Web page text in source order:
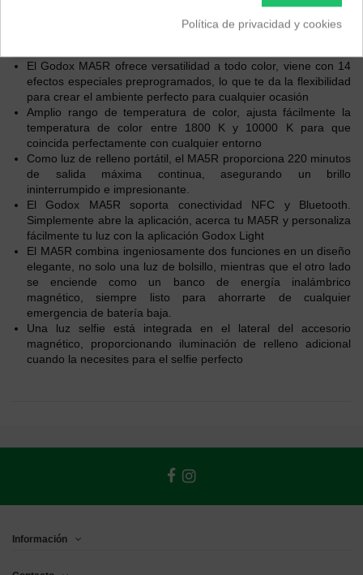
El Godox MA5R ofrece versatilidad a todo color, viene con 14
efectos especiales preprogramados, lo que te da la flexibilidad
para crear el ambiente perfecto para cualquier ocasión
Amplio rango de temperatura de color, ajusta fácilmente la
temperatura de color entre 1800 K y 10000 K para que
coincida perfectamente con cualquier entorno
Como luz de relleno portátil, el MA5R proporciona 220 minutos
de salida máxima continua, asegurando un brillo
ininterrumpido e impresionante.
El Godox MA5R soporta conectividad NFC y Bluetooth.
Simplemente abre la aplicación, acerca tu MA5R y personaliza
fácilmente tu luz con la aplicación Godox Light
El MA5R combina ingeniosamente dos funciones en un diseño
elegante, no solo una luz de bolsillo, mientras que el otro lado
se enciende como un banco de energía inalámbrico
magnético, siempre listo para ahorrarte de cualquier
emergencia de batería baja.
Una luz selfie está integrada en el lateral del accesorio
magnético, proporcionando iluminación de relleno adicional
cuando la necesites para el selfie perfecto
Información
Política de privacidad y cookies